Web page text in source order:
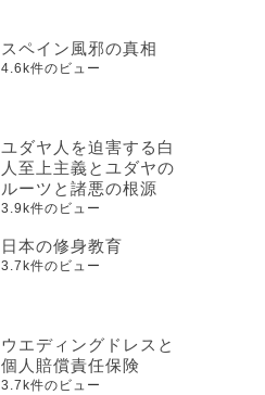
スペイン風邪の真相
4.6k件のビュー
ユダヤ人を迫害する白
人至上主義とユダヤの
ルーツと諸悪の根源
3.9k件のビュー
日本の修身教育
3.7k件のビュー
ウエディングドレスと
個人賠償責任保険
3.7k件のビュー